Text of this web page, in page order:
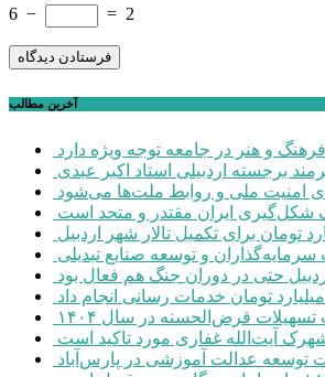
6 − = 2
آخرین مطالب
و هنر در جامعه توجه ویژه دارد
برجسته اردبیلی استاد اکبر عبدی
امنیت ملی و روابط ملت‌ها می‌شود
ایران مقتدر و متحد است
حتی در دوران جنگ هم فعال بود
آیت‌الله غفاری مورد تاکید است
عدالت آموزشی در پارس‌آباد